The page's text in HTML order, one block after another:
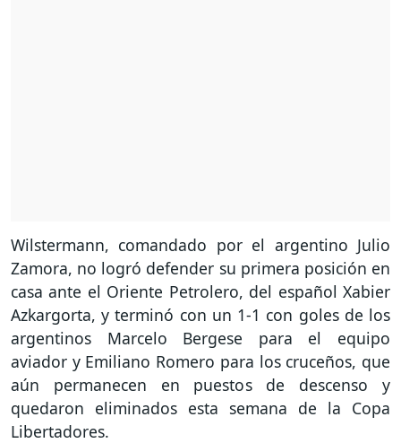
Wilstermann, comandado por el argentino Julio
Zamora, no logró defender su primera posición en
casa ante el Oriente Petrolero, del español Xabier
Azkargorta, y terminó con un 1-1 con goles de los
argentinos Marcelo Bergese para el equipo
aviador y Emiliano Romero para los cruceños, que
aún permanecen en puestos de descenso y
quedaron eliminados esta semana de la Copa
Libertadores.